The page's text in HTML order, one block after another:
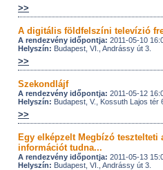
>>
A digitális földfelszíni televízió
A rendezvény időpontja: 2011-05-10
Helyszín: Budapest, VI., Andrássy út 3.
>>
Szekondlájf
A rendezvény időpontja: 2011-05-12
Helyszín: Budapest, V., Kossuth Lajos tér
>>
Egy elképzelt Megbízó
információt tudna...
A rendezvény időpontja: 2011-05-13
Helyszín: Budapest, VI., Andrássy út 3.